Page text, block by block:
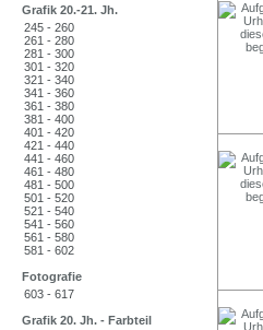
Grafik 20.-21. Jh.
245 - 260
261 - 280
281 - 300
301 - 320
321 - 340
341 - 360
361 - 380
381 - 400
401 - 420
421 - 440
441 - 460
461 - 480
481 - 500
501 - 520
521 - 540
541 - 560
561 - 580
581 - 602
Fotografie
603 - 617
Grafik 20. Jh. - Farbteil